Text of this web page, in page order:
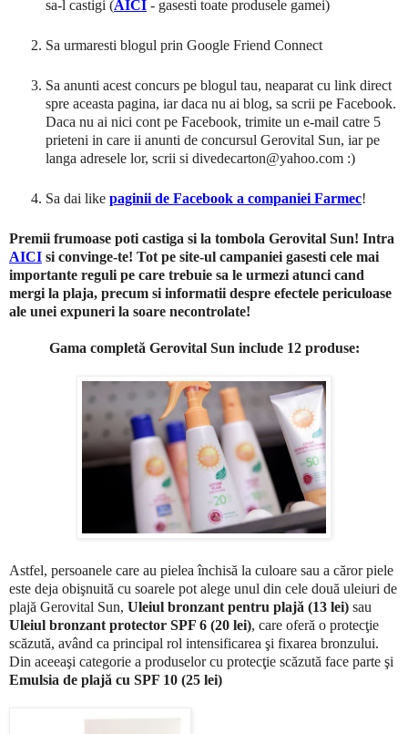
sa-l castigi (AICI - gasesti toate produsele gamei)
Sa urmaresti blogul prin Google Friend Connect
Sa anunti acest concurs pe blogul tau, neaparat cu link direct
spre aceasta pagina, iar daca nu ai blog, sa scrii pe Facebook.
Daca nu ai nici cont pe Facebook, trimite un e-mail catre 5
prieteni in care ii anunti de concursul Gerovital Sun, iar pe
langa adresele lor, scrii si divedecarton@yahoo.com :)
Sa dai like paginii de Facebook a companiei Farmec!
Premii frumoase poti castiga si la tombola Gerovital Sun! Intra
AICI si convinge-te! Tot pe site-ul campaniei gasesti cele mai
importante reguli pe care trebuie sa le urmezi atunci cand
mergi la plaja, precum si informatii despre efectele periculoase
ale unei expuneri la soare necontrolate!
Gama completă Gerovital Sun include 12 produse:
Astfel, persoanele care au pielea închisă la culoare sau a căror piele
este deja obişnuită cu soarele pot alege unul din cele două uleiuri de
plajă Gerovital Sun, Uleiul bronzant pentru plajă (13 lei) sau
Uleiul bronzant protector SPF 6 (20 lei), care oferă o protecţie
scăzută, având ca principal rol intensificarea şi fixarea bronzului.
Din aceeaşi categorie a produselor cu protecţie scăzută face parte şi
Emulsia de plajă cu SPF 10 (25 lei)